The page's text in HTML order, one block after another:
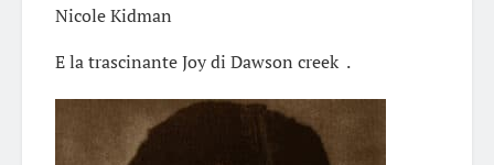
Nicole Kidman
E la trascinante Joy di Dawson creek .